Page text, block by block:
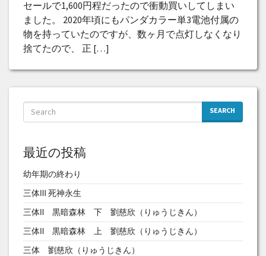
セールで1,600円程だったので衝動買いしてしまい
ました。 2020年頃にもパンダカラー単3電池付属の
物を持っていたのですが、数ヶ月で点灯しなくなり
捨てたので、 正 […]
SEARCH
最近の投稿
幼年期の終わり
三体Ⅲ 死神永生
三体Ⅱ 黒暗森林 下 劉慈欣（りゅうじきん）
三体Ⅱ 黒暗森林 上 劉慈欣（りゅうじきん）
三体 劉慈欣（りゅうじきん）